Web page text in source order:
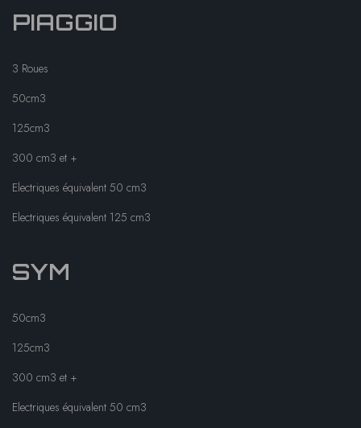
PIAGGIO
3 Roues
50cm3
125cm3
300 cm3 et +
Electriques équivalent 50 cm3
Electriques équivalent 125 cm3
SYM
50cm3
125cm3
300 cm3 et +
Electriques équivalent 50 cm3